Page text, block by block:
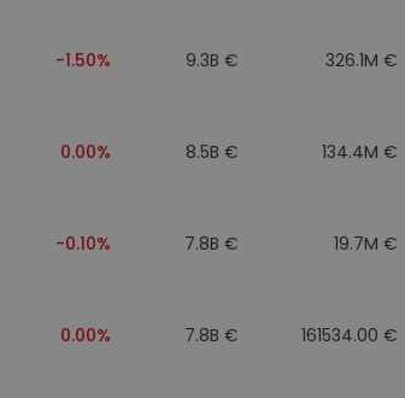
-1.50% 9.3B € 326.1M €
0.00% 8.5B € 134.4M €
-0.10% 7.8B € 19.7M €
0.00% 7.8B € 161534.00 €